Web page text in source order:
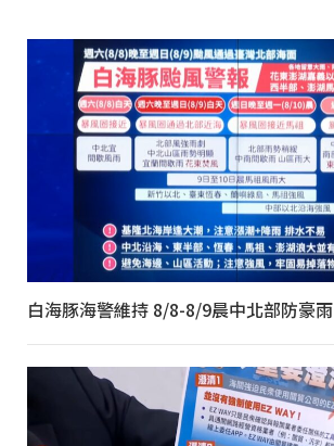
白海豚海警維持 8/8-8/9晨中北部防豪雨